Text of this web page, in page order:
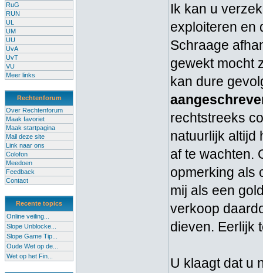
RuG
RUN
UL
UM
UU
UvA
UvT
VU
Meer links
Rechtenforum
Over Rechtenforum
Maak favoriet
Maak startpagina
Mail deze site
Link naar ons
Colofon
Meedoen
Feedback
Contact
Recente topics
Online veiling...
Slope Unblocke...
Slope Game Tip...
Oude Wet op de...
Wet op het Fin...
Ik kan u
exploiteren en
Schraage
gewekt mocht
kan dure
rechtstreeks
natuurlijk altijd
af te wachten.
opmerking als
mij als een
verkoop
dieven. Eerlijk
U klaagt dat u